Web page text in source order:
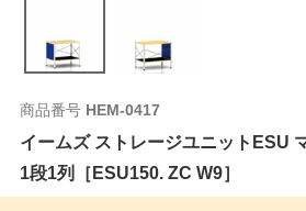
商品番号 HEM-0417
イームズ ストレージユニットESU
1段1列［ESU150. ZC W9］